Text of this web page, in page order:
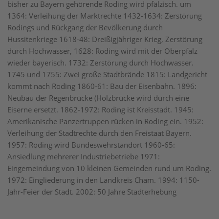
bisher zu Bayern gehörende Roding wird pfälzisch. um
1364: Verleihung der Marktrechte 1432-1634: Zerstörung
Rodings und Rückgang der Bevölkerung durch
Hussitenkriege 1618-48: Dreißigjähriger Krieg, Zerstörung
durch Hochwasser, 1628: Roding wird mit der Oberpfalz
wieder bayerisch. 1732: Zerstörung durch Hochwasser.
1745 und 1755: Zwei große Stadtbrände 1815: Landgericht
kommt nach Roding 1860-61: Bau der Eisenbahn. 1896:
Neubau der Regenbrücke (Holzbrücke wird durch eine
Eiserne ersetzt. 1862-1972: Roding ist Kreisstadt. 1945:
Amerikanische Panzertruppen rücken in Roding ein. 1952:
Verleihung der Stadtrechte durch den Freistaat Bayern.
1957: Roding wird Bundeswehrstandort 1960-65:
Ansiedlung mehrerer Industriebetriebe 1971:
Eingemeindung von 10 kleinen Gemeinden rund um Roding.
1972: Eingliederung in den Landkreis Cham. 1994: 1150-
Jahr-Feier der Stadt. 2002: 50 Jahre Stadterhebung